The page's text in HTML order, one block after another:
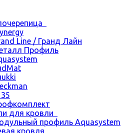
Line / Гранд Лайн
Профиль
для кровли
профиль Aquasystem
кровля